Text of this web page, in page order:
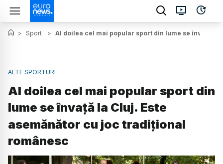
> Sport > Al doilea cel mai popular sport din lume se învață la
ALTE SPORTURI
Al doilea cel mai popular sport din
lume se învață la Cluj. Este
asemănător cu joc tradițional
românesc